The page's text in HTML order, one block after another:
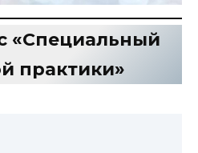
«Специальный
практики»